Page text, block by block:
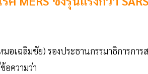
เฉลิมชัย) รองประธานกรรมาธิการกา
ความว่า